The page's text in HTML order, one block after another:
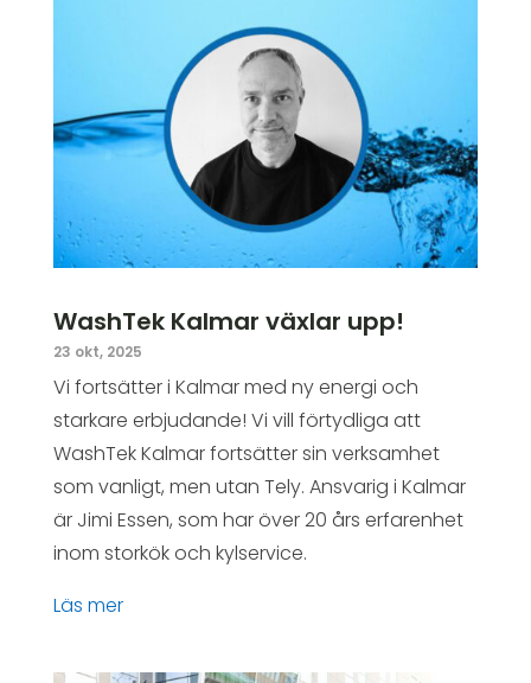
WashTek Kalmar växlar upp!
23 okt, 2025
Vi fortsätter i Kalmar med ny energi och
starkare erbjudande! Vi vill förtydliga att
WashTek Kalmar fortsätter sin verksamhet
som vanligt, men utan Tely. Ansvarig i Kalmar
är Jimi Essen, som har över 20 års erfarenhet
inom storkök och kylservice.
läs mer